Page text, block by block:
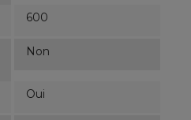
600
Non
Oui